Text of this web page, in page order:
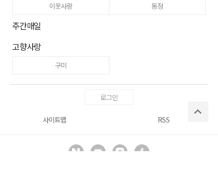
이웃사랑
동정
주간매일
고향사랑
구미
로그인
사이트맵 RSS